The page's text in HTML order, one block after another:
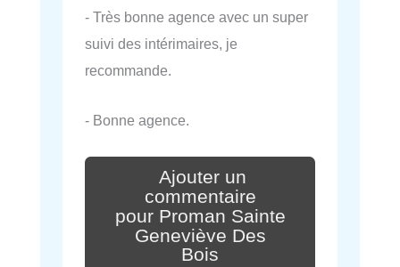
- Très bonne agence avec un super
suivi des intérimaires, je
recommande.
- Bonne agence.
Ajouter un
commentaire
pour Proman Sainte
Geneviève Des
Bois